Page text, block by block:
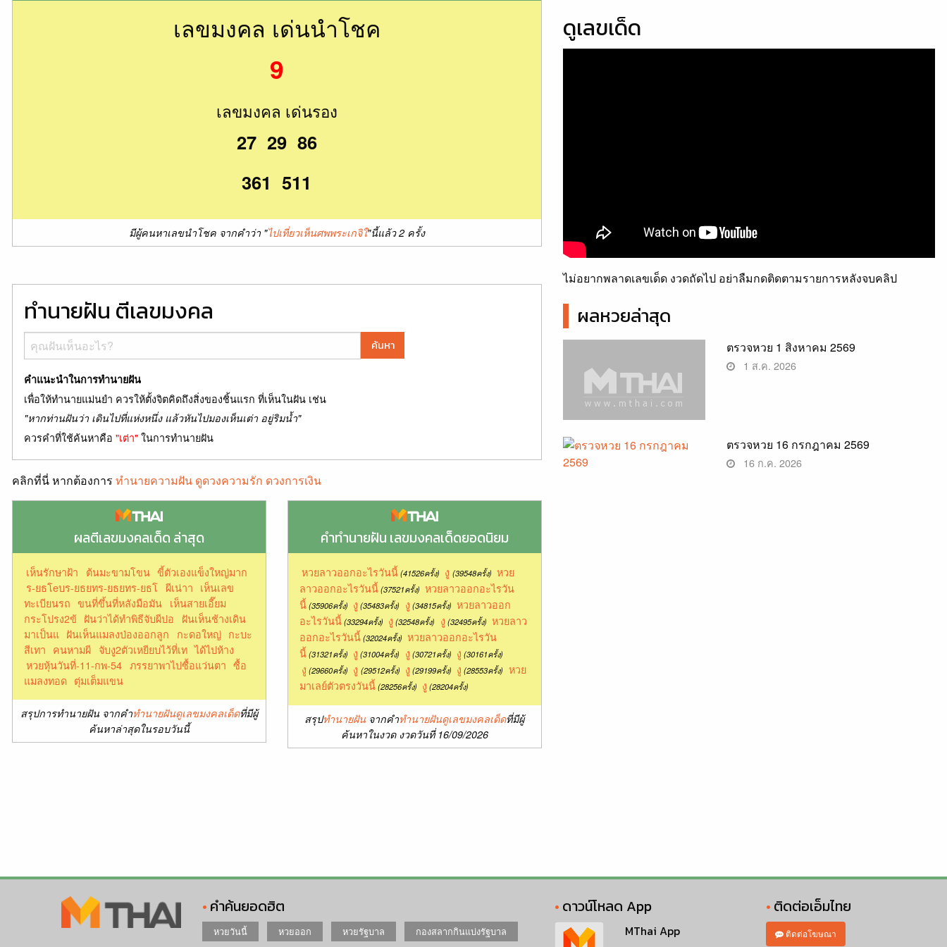
เลขมงคล เด่นนำโชค
9
เลขมงคล เด่นรอง
27 29 86
361 511
มีผู้คนหาเลขนำโชค จากคำว่า "ไปเที่ยวเห็นศพพระเกจิใ"นี้แล้ว 2 ครั้ง
ทำนายฝัน ตีเลขมงคล
ค้นหา
คำแนะนำในการทำนายฝัน
เพื่อให้ทำนายแม่นยำ ควรให้ตั้งจิตคิดถึงสิ่งของชิ้นแรก ที่เห็นในฝัน เช่น
"หากท่านฝันว่า เดินไปที่แห่งหนึ่ง แล้วหันไปมองเห็นเต่า อยู่ริมน้ำ"
ควรคำที่ใช้ค้นหาคือ "เต่า"ในการทำนายฝัน
คลิกที่นี่ หากต้องการ ทำนายความฝัน ดูดวงความรัก ดวงการเงิน
ผลตีเลขมงคลเด็ด ล่าสุด
เห็นรักษาฝ้า ต้นมะขามโขน ขี้ตัวเองแข็งใหญ่มาก
ร-ยธโeบร-ยธยทร-ยธยทร-ยธโ ผีเน่าา เห็นเลข
ทะเบียนรถ ขนที่ขึ้นที่หลังมือมัน เห็นสายเอี๊ยม
กระโปรง2ข้ ฝันว่าได้ทำพิธีจับผีปอ
ฝันเห็นช้างเดิน
มาเป็นแ ฝันเห็นแมลงป่องออกลูก กะดอใหญ่ กะบะ
สีเทา คนหามผี จับงู2ตัวเหยียบไว้ที่เท ได้ไปห้าง
หวยหุ้นวันที่-11-กพ-54 ภรรยาพาไปซื้อแว่นตา ซื้อ
แมลงทอด ตุ่มเต็มแขน
สรุปการทำนายฝัน จากคำทำนายฝันดูเลขมงคลเด็ดที่มีผู้
ค้นหาล่าสุดในรอบวันนี้
คำทำนายฝัน เลขมงคลเด็ดยอดนิยม
หวยลาวออกอะไรวันนี้ (41526ครั้ง) งู (39548ครั้ง) หวย
ลาวออกอะไรวันนี้(37521ครั้ง) หวยลาวออกอะไรวัน
นี้(35906ครั้ง) งู (35483ครั้ง) งู (34815ครั้ง) หวยลาวออก
อะไรวันนี้(33294ครั้ง) งู (32548ครั้ง) งู (32495ครั้ง) หวยลาว
ออกอะไรวันนี้(32024ครั้ง) หวยลาวออกอะไรวัน
นี้(31321ครั้ง) งู (31004ครั้ง) งู (30721ครั้ง) งู (30161ครั้ง)
งู (29660ครั้ง) งู (29512ครั้ง) งู (29199ครั้ง) งู (28553ครั้ง) หวย
มาเลย์ตัวตรงวันนี้(28256ครั้ง) งู (28204ครั้ง)
สรุปทำนายฝัน จากคำทำนายฝันดูเลขมงคลเด็ดที่มีผู้
ค้นหาในงวด งวดวันที่ 16/09/2026
ดูเลขเด็ด
ไม่อยากพลาดเลขเด็ด งวดถัดไป อย่าลืมกดติดตามรายการหลังจบคลิป
ผลหวยล่าสุด
ตรวจหวย 1 สิงหาคม 2569
1 ส.ค. 2026
ตรวจหวย 16 กรกฎาคม 2569
16 ก.ค. 2026
คำค้นยอดฮิต
หวยวันนี้ หวยออก หวยรัฐบาล กองสลากกินแบ่งรัฐบาล
ดาวน์โหลด App
MThai App
ติดต่อเอ็มไทย
ติดต่อโฆษณา